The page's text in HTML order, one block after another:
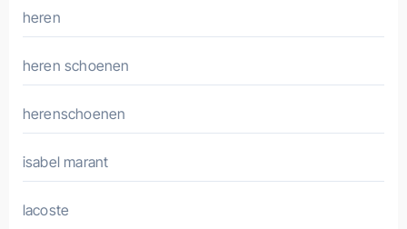
heren
heren schoenen
herenschoenen
isabel marant
lacoste